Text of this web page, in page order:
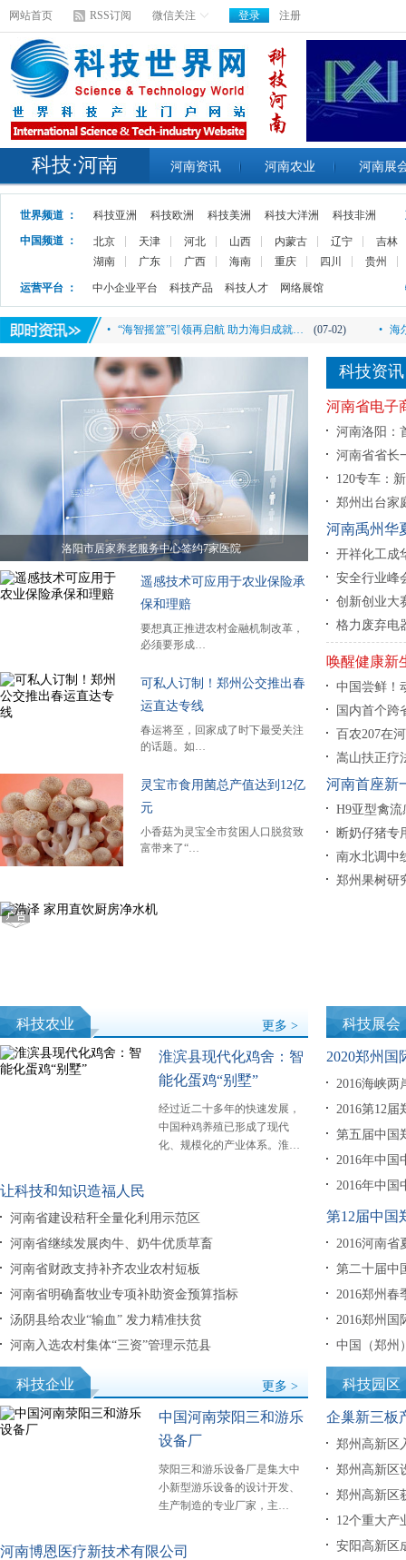
网站首页 RSS订阅 微信关注 登录 注册
科技·河南 河南资讯 河南农业 河南展
世界频道 ： 科技亚洲 科技欧洲 科技美洲 科技大洋洲 科技非洲
中国频道 ：
北京 天津 河北 山西 内蒙古 辽宁
吉林
湖南
广东 广西 海南 重庆 四川 贵州
运营平台 ： 中小企业平台 科技产品 科技人才 网络展馆
• 国内最大海上风电场全部建成 核心关键… (07-02) • 升
• “海智摇篮”引领再启航 助力海归成就… (07-02) • 海
• 分享！3年转行UI设计，我都做了这些….. (07-02) • 直
Ⅰ/Ⅱ期试验显示科兴疫苗对儿童和青少… (07-02) “
洛阳市居家养老服务中心签约7家医院
遥感技术可应用于农业保险承
保和理赔
要想真正推进农村金融机制改革，
必须要形成…
可私人订制！郑州公交推出春
运直达专线
春运将至，回家成了时下最受关注
的话题。如…
灵宝市食用菌总产值达到12亿
元
小香菇为灵宝全市贫困人口脱贫致
富带来了“…
科技资讯
河南省电子
河南洛阳：
河南省省长
120专车：
郑州出台家
河南禹州华
开祥化工成
安全行业峰
创新创业大
格力废弃电
唤醒健康新
中国尝鲜！
国内首个跨
百农207在
嵩山扶正疗
河南首座新
H9亚型禽
断奶仔猪专
南水北调中
郑州果树研
科技农业 更多 >
淮滨县现代化鸡舍：智
能化蛋鸡“别墅”
经过近二十多年的快速发展，
中国种鸡养殖已形成了现代
化、规模化的产业体系。淮…
让科技和知识造福人民
河南省建设秸秆全量化利用示范区
河南省继续发展肉牛、奶牛优质草畜
河南省财政支持补齐农业农村短板
河南省明确畜牧业专项补助资金预算指标
汤阴县给农业“输血” 发力精准扶贫
河南入选农村集体“三资”管理示范县
科技展会
2020郑州国
2016海峡两
2016第12届
第五届中国
2016年中国
2016年中国
第12届中国
2016河南省
第二十届中
2016郑州春
2016郑州国
中国（郑州
科技企业 更多 >
中国河南荥阳三和游乐
设备厂
荥阳三和游乐设备厂是集大中
小新型游乐设备的设计开发、
生产制造的专业厂家，主…
河南博恩医疗新技术有限公司
科技园区
企巢新三板
郑州高新区
郑州高新区
郑州高新区
12个重大产
安阳高新区